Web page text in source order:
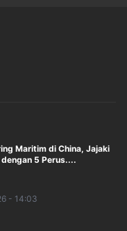
Maritim di China, Jajaki
5 Perus....
- 14:03